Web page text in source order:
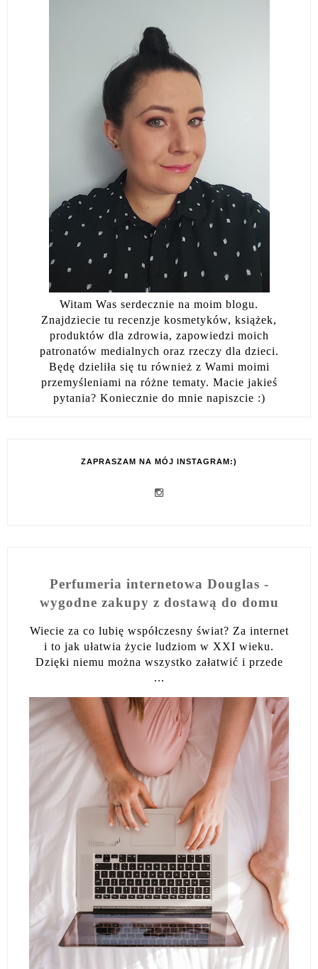
Witam Was serdecznie na moim blogu.
Znajdziecie tu recenzje kosmetyków, książek,
produktów dla zdrowia, zapowiedzi moich
patronatów medialnych oraz rzeczy dla dzieci.
Będę dzieliła się tu również z Wami moimi
przemyśleniami na różne tematy. Macie jakieś
pytania? Koniecznie do mnie napiszcie :)
ZAPRASZAM NA MÓJ INSTAGRAM:)
Perfumeria internetowa Douglas -
wygodne zakupy z dostawą do domu
Wiecie za co lubię współczesny świat? Za internet
i to jak ułatwia życie ludziom w XXI wieku.
Dzięki niemu można wszystko załatwić i przede
...